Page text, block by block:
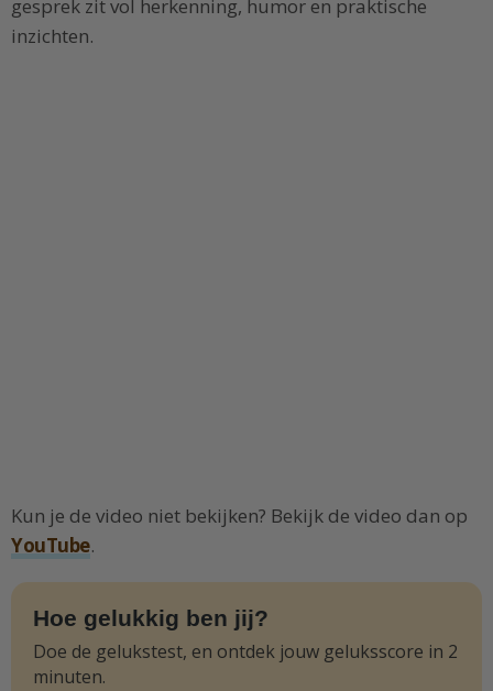
gesprek zit vol herkenning, humor en praktische
inzichten.
Kun je de video niet bekijken? Bekijk de video dan op
YouTube.
Hoe gelukkig ben jij?
Doe de gelukstest, en ontdek jouw geluksscore in 2
minuten.